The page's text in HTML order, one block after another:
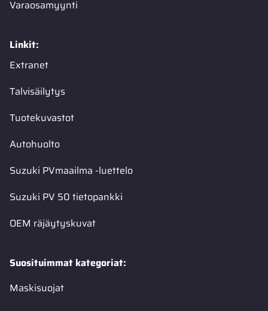
Varaosamyynti
Linkit:
Extranet
Talvisäilytys
Tuotekuvastot
Autohuolto
Suzuki PVmaailma -luettelo
Suzuki PV 50 tietopankki
OEM räjäytyskuvat
Suosituimmat kategoriat:
Maskisuojat